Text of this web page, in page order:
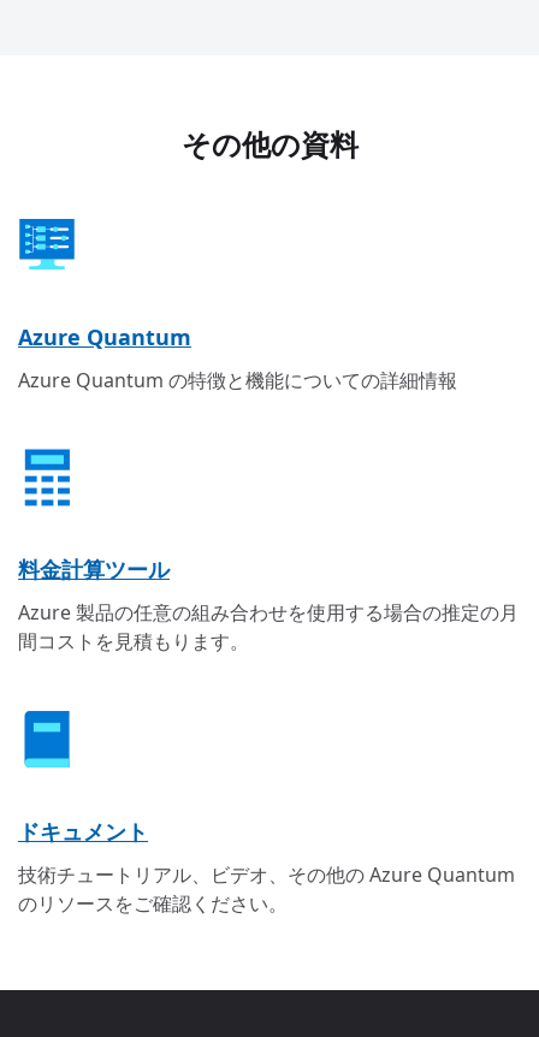
その他の資料
Azure Quantum
Azure Quantum の特徴と機能についての詳細情報
料金計算ツール
Azure 製品の任意の組み合わせを使用する場合の推定の月
間コストを見積もります。
ドキュメント
技術チュートリアル、ビデオ、その他の Azure Quantum
のリソースをご確認ください。